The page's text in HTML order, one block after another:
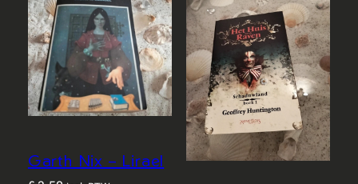
Garth Nix – Lirael